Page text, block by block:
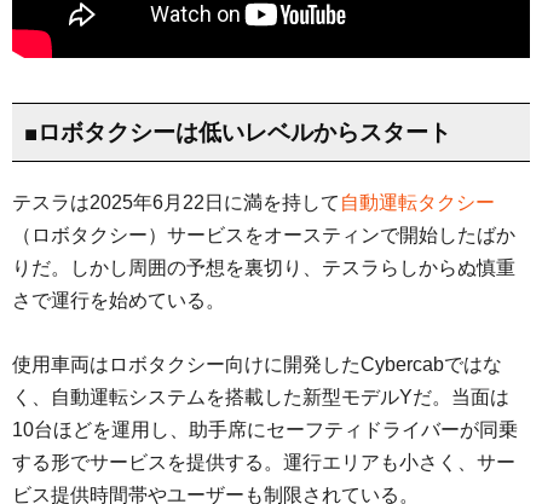
■ロボタクシーは低いレベルからスタート
テスラは2025年6月22日に満を持して 自動運転タクシー
（ロボタクシー）サービスをオースティンで開始したばか
りだ。しかし周囲の予想を裏切り、テスラらしからぬ慎重
さで運行を始めている。
使用車両はロボタクシー向けに開発したCybercabではな
く、自動運転システムを搭載した新型モデルYだ。当面は
10台ほどを運用し、助手席にセーフティドライバーが同乗
する形でサービスを提供する。運行エリアも小さく、サー
ビス提供時間帯やユーザーも制限されている。